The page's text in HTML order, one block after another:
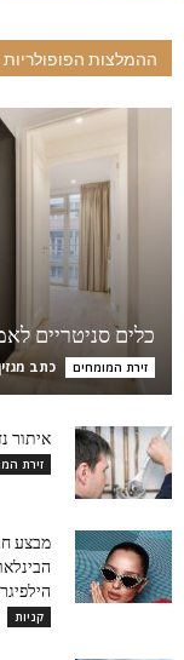
ההמלצות הפופולריות
כלים סניטריים
זירת המומחים כתב
איתור
זירת
מבצע
קניות